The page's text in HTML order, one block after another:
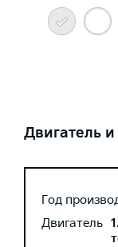
Двигатель
Год
Двигатель